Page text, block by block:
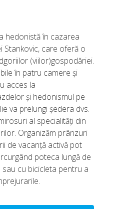
hedonistă în cazarea
care oferă o
(viilor)gospodăriei.
în patru camere și
acces la
și hedonismul pe
va prelungi ședera dvs.
al specialități din
Organizăm prânzuri
de vacanță activă pot
poteca lungă de
cu bicicleta pentru a